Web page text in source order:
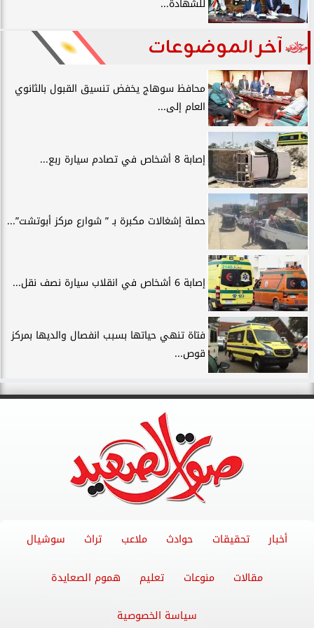
آخر الموضوعات
محافظ سوهاج يخفض تنسيق القبول بالثانوي
العام إلى...
إصابة 8 أشخاص في تصادم سيارة ربع...
حملة إشغالات مكبرة بـ ” شوارع مركز أبوتشت”...
إصابة 6 أشخاص في انقلاب سيارة نصف نقل...
فتاة تنهي حياتها بسبب انفصال والديها بمركز
قوص...
أخبار تحقيقات حوادث ملاعب تراث سوشيال
مقالات منوعات تعليم هموم الصعايدة
سياسة الخصوصية